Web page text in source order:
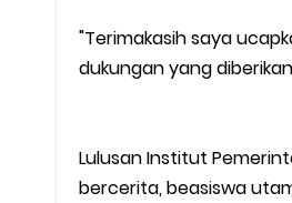
"Terimakasih saya
dukungan yang
Lulusan Institut
bercerita, beasiswa